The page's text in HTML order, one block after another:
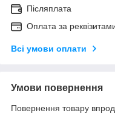
Післяплата
Оплата за
Всі умови оплати
Умови повернення
Повернення товару